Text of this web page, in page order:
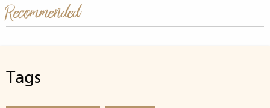
Recommended
Tags